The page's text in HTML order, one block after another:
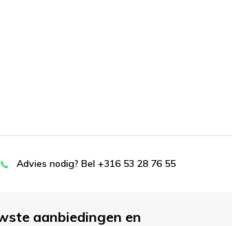
Advies nodig? Bel +316 53 28 76 55
aanbiedingen en